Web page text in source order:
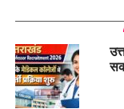
डॉ. रावत ने बताया कि
सफलतापूर्वक हो चुकी
बैंकों की भर्ती के लिए
और न्यायसंगत हो।
इस भर्ती का मकसद